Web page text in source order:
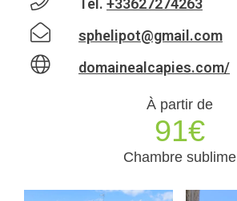
Tel. +33627274263
sphelipot@gmail.com
domainealcapies.com/
À partir de
91€
Chambre sublime